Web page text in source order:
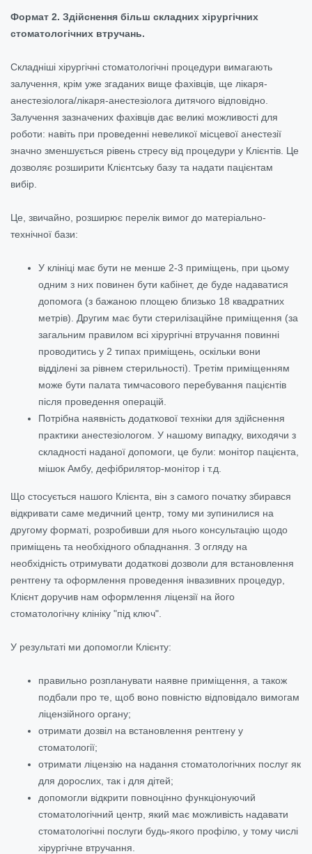
Формат 2. Здійснення більш складних хірургічних
стоматологічних втручань.
Складніші хірургічні стоматологічні процедури вимагають
залучення, крім уже згаданих вище фахівців, ще лікаря-
анестезіолога/лікаря-анестезіолога дитячого відповідно.
Залучення зазначених фахівців дає великі можливості для
роботи: навіть при проведенні невеликої місцевої анестезії
значно зменшується рівень стресу від процедури у Клієнтів. Це
дозволяє розширити Клієнтську базу та надати пацієнтам
вибір.
Це, звичайно, розширює перелік вимог до матеріально-
технічної бази:
У клініці має бути не менше 2-3 приміщень, при цьому
одним з них повинен бути кабінет, де буде надаватися
допомога (з бажаною площею близько 18 квадратних
метрів). Другим має бути стерилізаційне приміщення (за
загальним правилом всі хірургічні втручання повинні
проводитись у 2 типах приміщень, оскільки вони
відділені за рівнем стерильності). Третім приміщенням
може бути палата тимчасового перебування пацієнтів
після проведення операцій.
Потрібна наявність додаткової техніки для здійснення
практики анестезіологом. У нашому випадку, виходячи з
складності наданої допомоги, це були: монітор пацієнта,
мішок Амбу, дефібрилятор-монітор і т.д.
Що стосується нашого Клієнта, він з самого початку збирався
відкривати саме медичний центр, тому ми зупинилися на
другому форматі, розробивши для нього консультацію щодо
приміщень та необхідного обладнання. З огляду на
необхідність отримувати додаткові дозволи для встановлення
рентгену та оформлення проведення інвазивних процедур,
Клієнт доручив нам оформлення ліцензії на його
стоматологічну клініку "під ключ".
У результаті ми допомогли Клієнту:
правильно розпланувати наявне приміщення, а також
подбали про те, щоб воно повністю відповідало вимогам
ліцензійного органу;
отримати дозвіл на встановлення рентгену у
стоматології;
отримати ліцензію на надання стоматологічних послуг як
для дорослих, так і для дітей;
допомогли відкрити повноцінно функціонуючий
стоматологічний центр, який має можливість надавати
стоматологічні послуги будь-якого профілю, у тому числі
хірургічне втручання.